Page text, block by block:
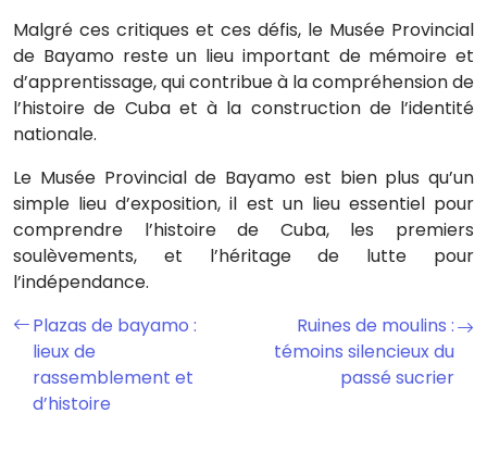
Malgré ces critiques et ces défis, le Musée Provincial
de Bayamo reste un lieu important de mémoire et
d’apprentissage, qui contribue à la compréhension de
l’histoire de Cuba et à la construction de l’identité
nationale.
Le Musée Provincial de Bayamo est bien plus qu’un
simple lieu d’exposition, il est un lieu essentiel pour
comprendre l’histoire de Cuba, les premiers
soulèvements, et l’héritage de lutte pour
l’indépendance.
Plazas de bayamo :
lieux de
rassemblement et
d’histoire
Ruines de moulins :
témoins silencieux du
passé sucrier